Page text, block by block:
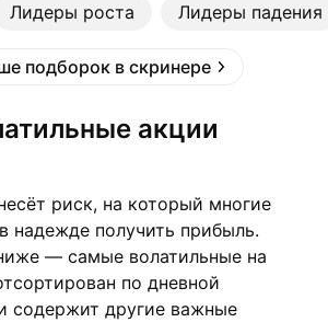
Лидеры роста Лидеры падения
подборок в скринере
риск, на который многие
надежде получить прибыль.
— самые волатильные на
по дневной
содержит другие важные